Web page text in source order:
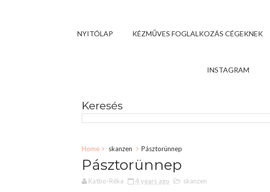
NYITÓLAP KÉZMŰVES FOGLALKOZÁS CÉGEKNEK
INSTAGRAM
Keresés
Home skanzen Pásztorünnep
Pásztorünnep
Katbo-Réka 4 years ago skanzen